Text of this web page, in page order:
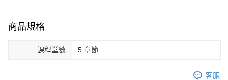
商品規格
課程堂數 5 章節
客服